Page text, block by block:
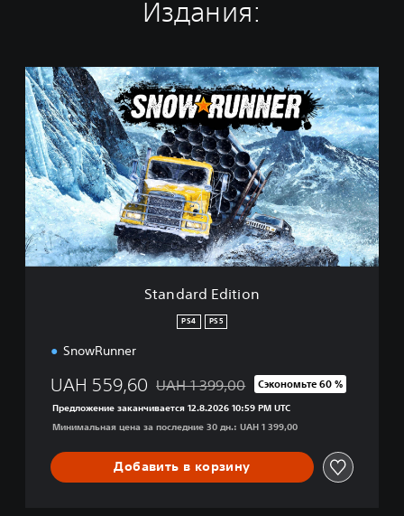
Издания:
S
t
a
n
d
a
r
d
E
d
i
t
Standard Edition
PS4 PS5
SnowRunner
UAH 559,60 Скидка с исходной цены UAH 1 399,00
UAH 1 399,00 Сэкономьте 60 %
Предложение заканчивается 12.8.2026 10:59 PM UTC
Минимальная цена за последние 30 дн.: UAH 1 399,00
Добавить в корзину